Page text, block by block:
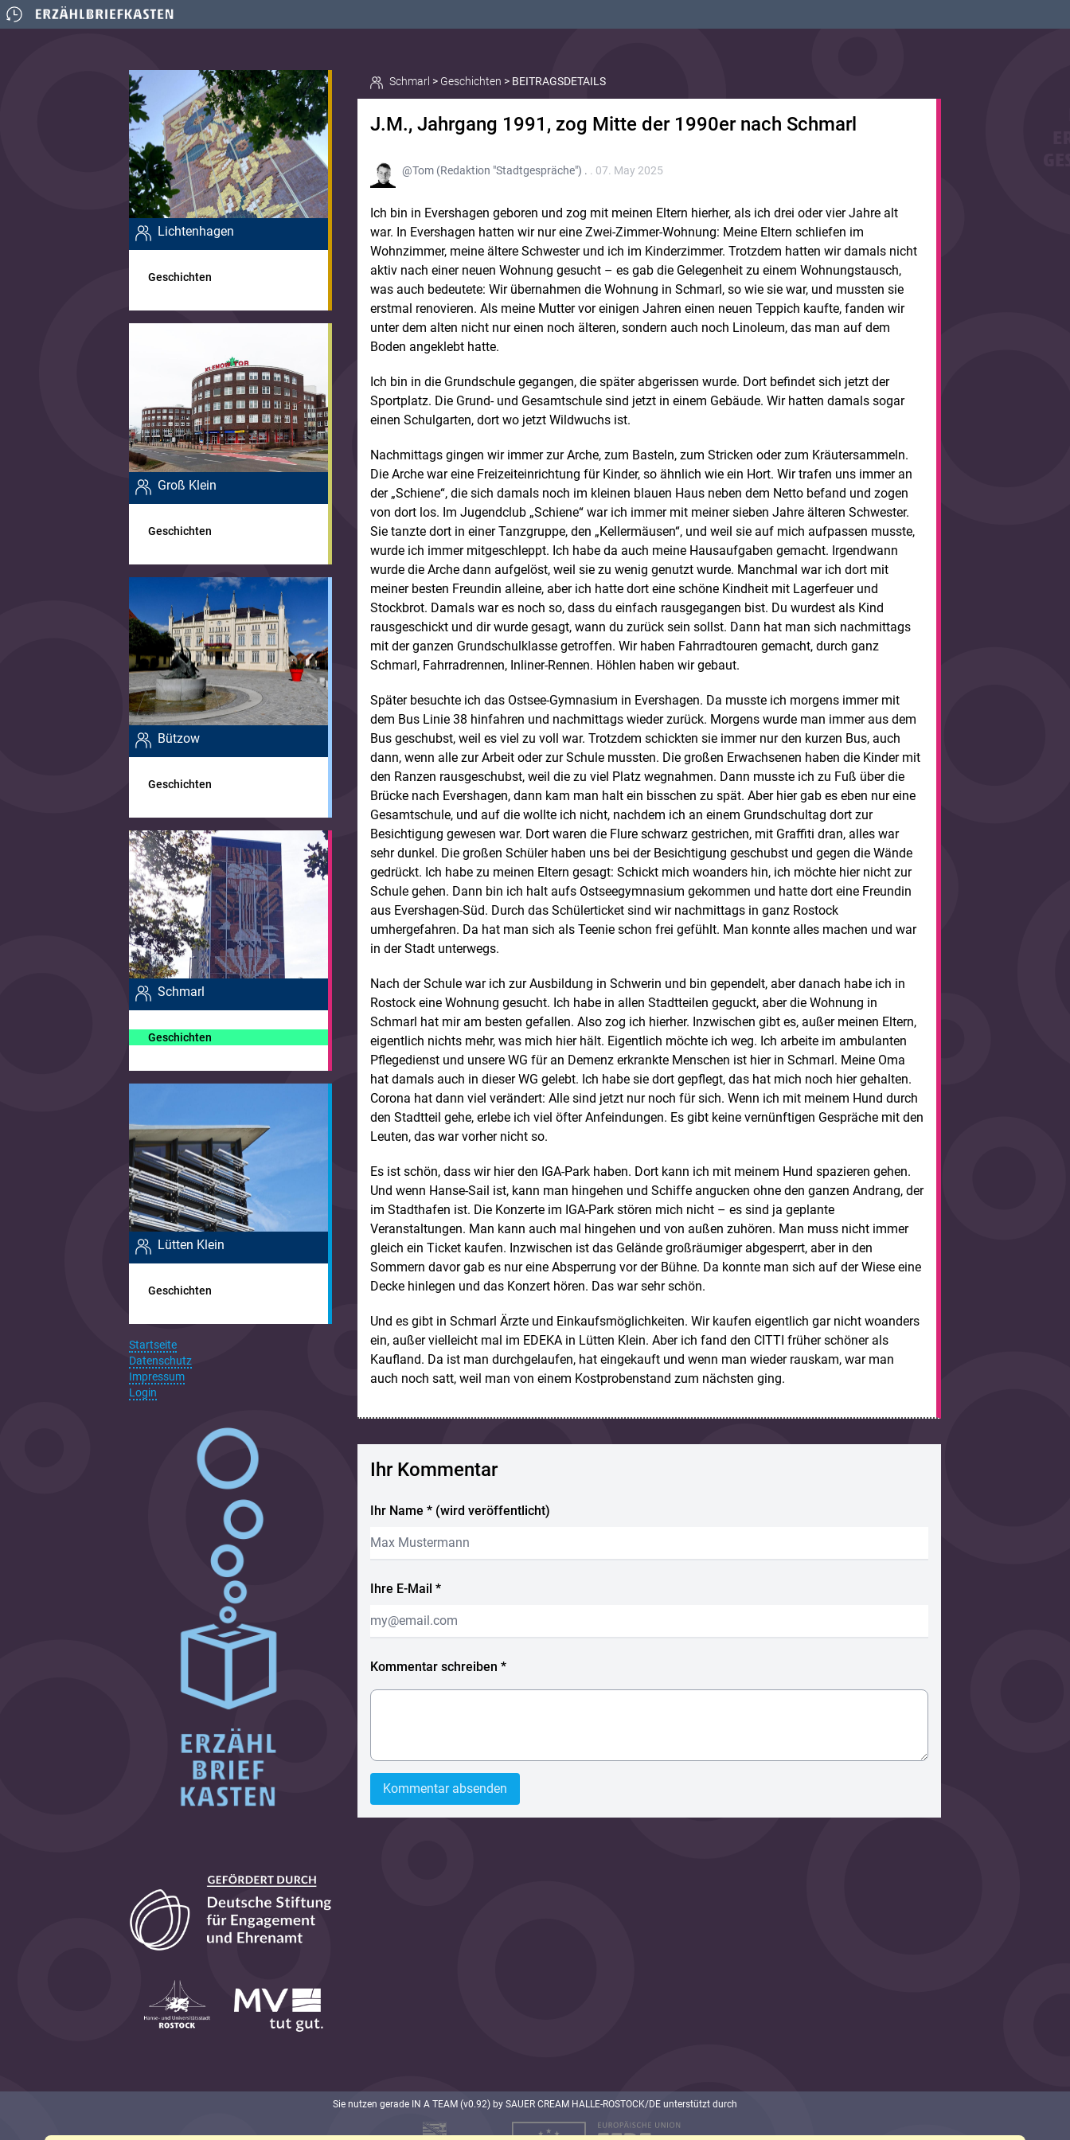
Lichtenhagen
Geschichten
Groß Klein
Geschichten
Bützow
Geschichten
Schmarl
Geschichten
Lütten Klein
Geschichten
Startseite
Datenschutz
Impressum
Login
Schmarl > Geschichten > BEITRAGSDETAILS
J.M., Jahrgang 1991, zog Mitte der 1990er nach Schmarl
@Tom (Redaktion "Stadtgespräche") . . 07. May 2025
Ich bin in Evershagen geboren und zog mit meinen Eltern hierher, als ich drei oder vier Jahre alt
war. In Evershagen hatten wir nur eine Zwei-Zimmer-Wohnung: Meine Eltern schliefen im
Wohnzimmer, meine ältere Schwester und ich im Kinderzimmer. Trotzdem hatten wir damals nicht
aktiv nach einer neuen Wohnung gesucht – es gab die Gelegenheit zu einem Wohnungstausch,
was auch bedeutete: Wir übernahmen die Wohnung in Schmarl, so wie sie war, und mussten sie
erstmal renovieren. Als meine Mutter vor einigen Jahren einen neuen Teppich kaufte, fanden wir
unter dem alten nicht nur einen noch älteren, sondern auch noch Linoleum, das man auf dem
Boden angeklebt hatte.
Ich bin in die Grundschule gegangen, die später abgerissen wurde. Dort befindet sich jetzt der
Sportplatz. Die Grund- und Gesamtschule sind jetzt in einem Gebäude. Wir hatten damals sogar
einen Schulgarten, dort wo jetzt Wildwuchs ist.
Nachmittags gingen wir immer zur Arche, zum Basteln, zum Stricken oder zum Kräutersammeln.
Die Arche war eine Freizeiteinrichtung für Kinder, so ähnlich wie ein Hort. Wir trafen uns immer an
der „Schiene“, die sich damals noch im kleinen blauen Haus neben dem Netto befand und zogen
von dort los. Im Jugendclub „Schiene“ war ich immer mit meiner sieben Jahre älteren Schwester.
Sie tanzte dort in einer Tanzgruppe, den „Kellermäusen“, und weil sie auf mich aufpassen musste,
wurde ich immer mitgeschleppt. Ich habe da auch meine Hausaufgaben gemacht. Irgendwann
wurde die Arche dann aufgelöst, weil sie zu wenig genutzt wurde. Manchmal war ich dort mit
meiner besten Freundin alleine, aber ich hatte dort eine schöne Kindheit mit Lagerfeuer und
Stockbrot. Damals war es noch so, dass du einfach rausgegangen bist. Du wurdest als Kind
rausgeschickt und dir wurde gesagt, wann du zurück sein sollst. Dann hat man sich nachmittags
mit der ganzen Grundschulklasse getroffen. Wir haben Fahrradtouren gemacht, durch ganz
Schmarl, Fahrradrennen, Inliner-Rennen. Höhlen haben wir gebaut.
Später besuchte ich das Ostsee-Gymnasium in Evershagen. Da musste ich morgens immer mit
dem Bus Linie 38 hinfahren und nachmittags wieder zurück. Morgens wurde man immer aus dem
Bus geschubst, weil es viel zu voll war. Trotzdem schickten sie immer nur den kurzen Bus, auch
dann, wenn alle zur Arbeit oder zur Schule mussten. Die großen Erwachsenen haben die Kinder mit
den Ranzen rausgeschubst, weil die zu viel Platz wegnahmen. Dann musste ich zu Fuß über die
Brücke nach Evershagen, dann kam man halt ein bisschen zu spät. Aber hier gab es eben nur eine
Gesamtschule, und auf die wollte ich nicht, nachdem ich an einem Grundschultag dort zur
Besichtigung gewesen war. Dort waren die Flure schwarz gestrichen, mit Graffiti dran, alles war
sehr dunkel. Die großen Schüler haben uns bei der Besichtigung geschubst und gegen die Wände
gedrückt. Ich habe zu meinen Eltern gesagt: Schickt mich woanders hin, ich möchte hier nicht zur
Schule gehen. Dann bin ich halt aufs Ostseegymnasium gekommen und hatte dort eine Freundin
aus Evershagen-Süd. Durch das Schülerticket sind wir nachmittags in ganz Rostock
umhergefahren. Da hat man sich als Teenie schon frei gefühlt. Man konnte alles machen und war
in der Stadt unterwegs.
Nach der Schule war ich zur Ausbildung in Schwerin und bin gependelt, aber danach habe ich in
Rostock eine Wohnung gesucht. Ich habe in allen Stadtteilen geguckt, aber die Wohnung in
Schmarl hat mir am besten gefallen. Also zog ich hierher. Inzwischen gibt es, außer meinen Eltern,
eigentlich nichts mehr, was mich hier hält. Eigentlich möchte ich weg. Ich arbeite im ambulanten
Pflegedienst und unsere WG für an Demenz erkrankte Menschen ist hier in Schmarl. Meine Oma
hat damals auch in dieser WG gelebt. Ich habe sie dort gepflegt, das hat mich noch hier gehalten.
Corona hat dann viel verändert: Alle sind jetzt nur noch für sich. Wenn ich mit meinem Hund durch
den Stadtteil gehe, erlebe ich viel öfter Anfeindungen. Es gibt keine vernünftigen Gespräche mit den
Leuten, das war vorher nicht so.
Es ist schön, dass wir hier den IGA-Park haben. Dort kann ich mit meinem Hund spazieren gehen.
Und wenn Hanse-Sail ist, kann man hingehen und Schiffe angucken ohne den ganzen Andrang, der
im Stadthafen ist. Die Konzerte im IGA-Park stören mich nicht – es sind ja geplante
Veranstaltungen. Man kann auch mal hingehen und von außen zuhören. Man muss nicht immer
gleich ein Ticket kaufen. Inzwischen ist das Gelände großräumiger abgesperrt, aber in den
Sommern davor gab es nur eine Absperrung vor der Bühne. Da konnte man sich auf der Wiese eine
Decke hinlegen und das Konzert hören. Das war sehr schön.
Und es gibt in Schmarl Ärzte und Einkaufsmöglichkeiten. Wir kaufen eigentlich gar nicht woanders
ein, außer vielleicht mal im EDEKA in Lütten Klein. Aber ich fand den CITTI früher schöner als
Kaufland. Da ist man durchgelaufen, hat eingekauft und wenn man wieder rauskam, war man
auch noch satt, weil man von einem Kostprobenstand zum nächsten ging.
Ihr Kommentar
Ihr Name * (wird veröffentlicht)
Ihre E-Mail *
Kommentar schreiben *
Kommentar absenden
Sie nutzen gerade IN A TEAM (v0.92) by SAUER CREAM HALLE-ROSTOCK/DE unterstützt durch